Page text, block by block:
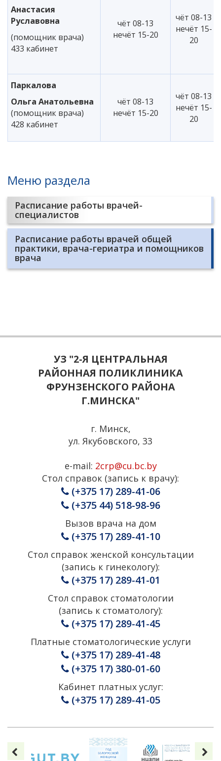
Анастасия
Руславовна
(помощник врача)
433 кабинет
чёт 08-13
нечёт 15-20
чёт 08-13
нечёт 15-
20
Паркалова
Ольга Анатольевна
(помощник врача)
428 кабинет
чёт 08-13
нечёт 15-20
чёт 08-13
нечёт 15-
20
Меню раздела
Расписание работы врачей-
специалистов
Расписание работы врачей общей
практики, врача-гериатра и помощников
врача
УЗ "2-Я ЦЕНТРАЛЬНАЯ
РАЙОННАЯ ПОЛИКЛИНИКА
ФРУНЗЕНСКОГО РАЙОНА
Г.МИНСКА"
г. Минск,
ул. Якубовского, 33
e-mail: 2crp@cu.bc.by
Стол справок (запись к врачу):
(+375 17) 289-41-06
(+375 44) 518-98-96
Вызов врача на дом
(+375 17) 289-41-10
Стол справок женской консультации
(запись к гинекологу):
(+375 17) 289-41-01
Стол справок стоматологии
(запись к стоматологу):
(+375 17) 289-41-45
Платные стоматологические услуги
(+375 17) 289-41-48
(+375 17) 380-01-60
Кабинет платных услуг:
(+375 17) 289-41-05